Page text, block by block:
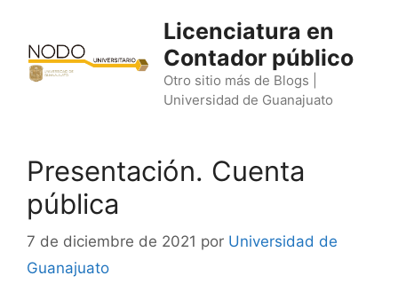
contenido
Licenciatura en
Contador público
Otro sitio más de Blogs |
Universidad de Guanajuato
Presentación. Cuenta
pública
7 de diciembre de 2021 por Universidad de
Guanajuato